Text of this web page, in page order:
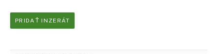
PRIDAŤ INZERÁT